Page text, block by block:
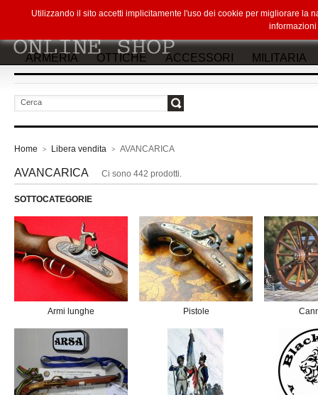
ARMERIA OTTICHE ACCESSORI MILITARIA
Home > Libera vendita > AVANCARICA
AVANCARICA Ci sono 442 prodotti.
SOTTOCATEGORIE
Armi lunghe Pistole
Utilizzando il sito accetti implicitamente l'uso dei cookie per migliorare la
informazioni